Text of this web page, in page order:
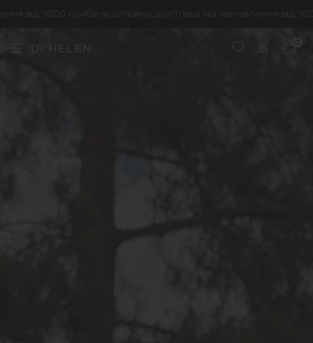
від 3000 грн безкоштовна доставка на замовлення від 3000
0